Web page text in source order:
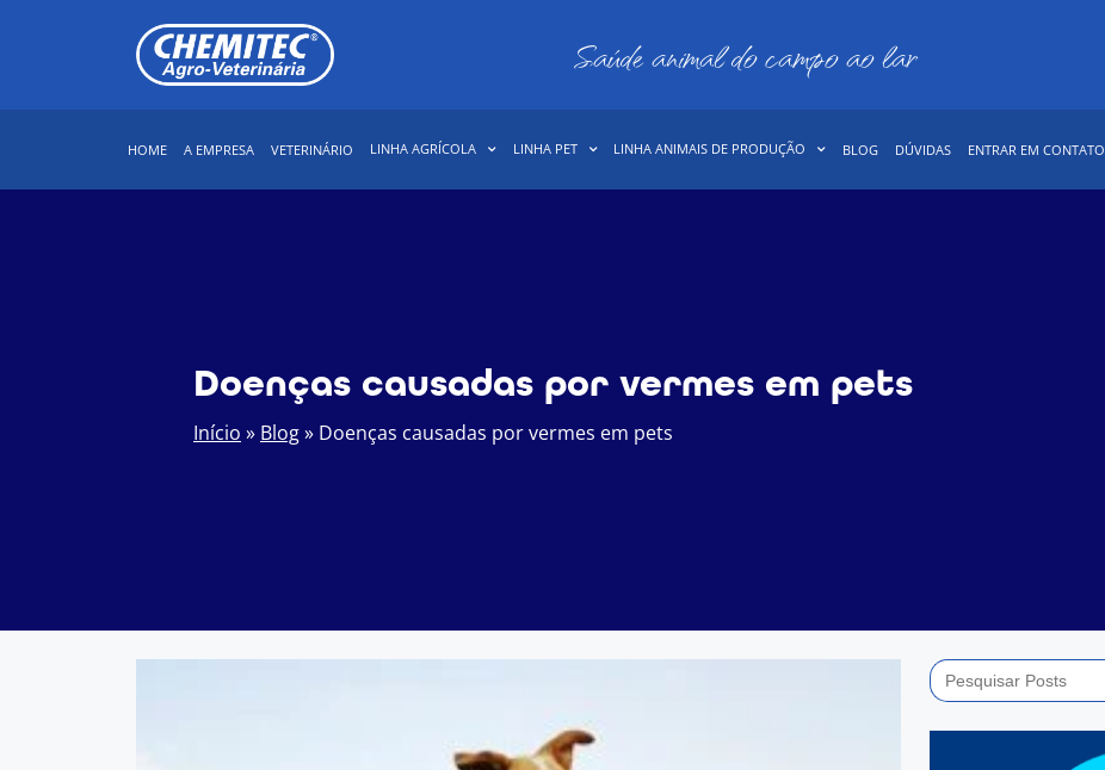
Saúde animal do campo ao lar
HOME A EMPRESA VETERINÁRIO LINHA AGRÍCOLA LINHA PET LINHA ANIMAIS DE PRODUÇÃO BLOG DÚVIDAS ENTRAR EM CONTATO
Doenças causadas por vermes em pets
Início » Blog» Doenças causadas por vermes em pets
Search
for: